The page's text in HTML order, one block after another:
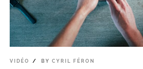
VIDÉO BY CYRIL FÉRON